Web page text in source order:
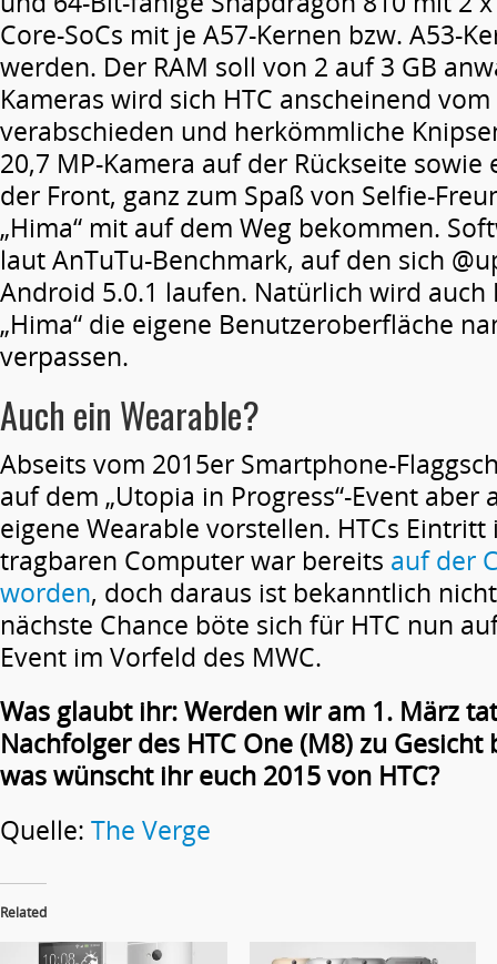
Core-SoCs mit je A57-Kernen bzw. A53-
werden. Der RAM soll von 2 auf 3 GB
Kameras wird sich HTC anscheinend
verabschieden und herkömmliche
20,7 MP-Kamera auf der Rückseite sowie
der Front, ganz zum Spaß von Selfie-
„Hima“ mit auf dem Weg bekommen.
laut AnTuTu-Benchmark, auf den sich
Android 5.0.1 laufen. Natürlich wird auch
„Hima“ die eigene Benutzeroberfläche
verpassen.
Auch ein Wearable?
Abseits vom 2015er Smartphone-
auf dem „Utopia in Progress“-Event aber
eigene Wearable vorstellen. HTCs
tragbaren Computer war bereits auf der
worden, doch daraus ist bekanntlich
nächste Chance böte sich für HTC nun
Event im Vorfeld des MWC.
Was glaubt ihr: Werden wir am 1. März
Nachfolger des HTC One (M8) zu
was wünscht ihr euch 2015 von HTC?
Quelle: The Verge
Related